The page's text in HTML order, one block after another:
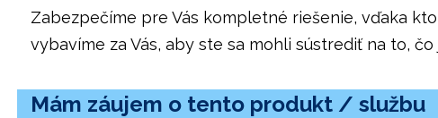
Zabezpečíme pre Vás kompletné riešenie, vďaka
vybavíme za Vás, aby ste sa mohli sústrediť na to,
Mám záujem o tento produkt / službu